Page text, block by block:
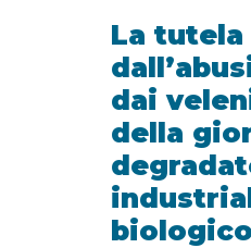
La
dai
della